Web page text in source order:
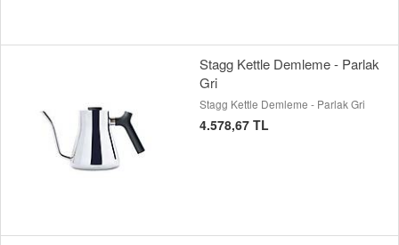
Stagg Kettle Demleme - Parlak
Gri
Stagg Kettle Demleme - Parlak Gri
4.578,67 TL